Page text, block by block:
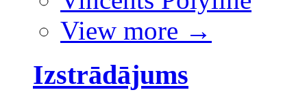
View more →
Izstrādājums